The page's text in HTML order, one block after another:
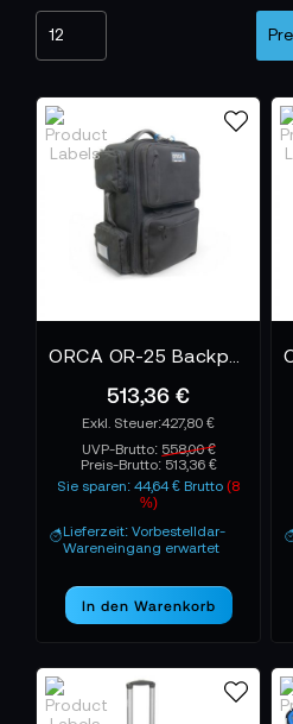
513,36 €
427,80 €
UVP-Brutto: 558,00 €
Preis-Brutto: 513,36 €
Sie sparen: 44,64 € Brutto(8
%)
Lieferzeit: Vorbestelldar-
Wareneingang erwartet
In den Warenkorb